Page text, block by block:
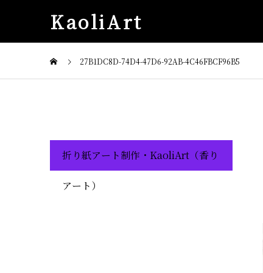
KaoliArt
27B1DC8D-74D4-47D6-92AB-4C46FBCF96B5
折り紙アート制作・KaoliArt（香り
アート）